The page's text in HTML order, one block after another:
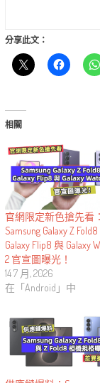
分享此文：
相關
官網限定新色搶先看：
Samsung Galaxy Z
Galaxy Flip8 與 Galaxy
2 官宣圖曝光！
14 7 月, 2026
在「Android」中